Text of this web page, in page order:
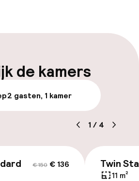
de kamers
2 gasten, 1 kamer
1 / 4
€ 150 € 136 Twin
11 m²